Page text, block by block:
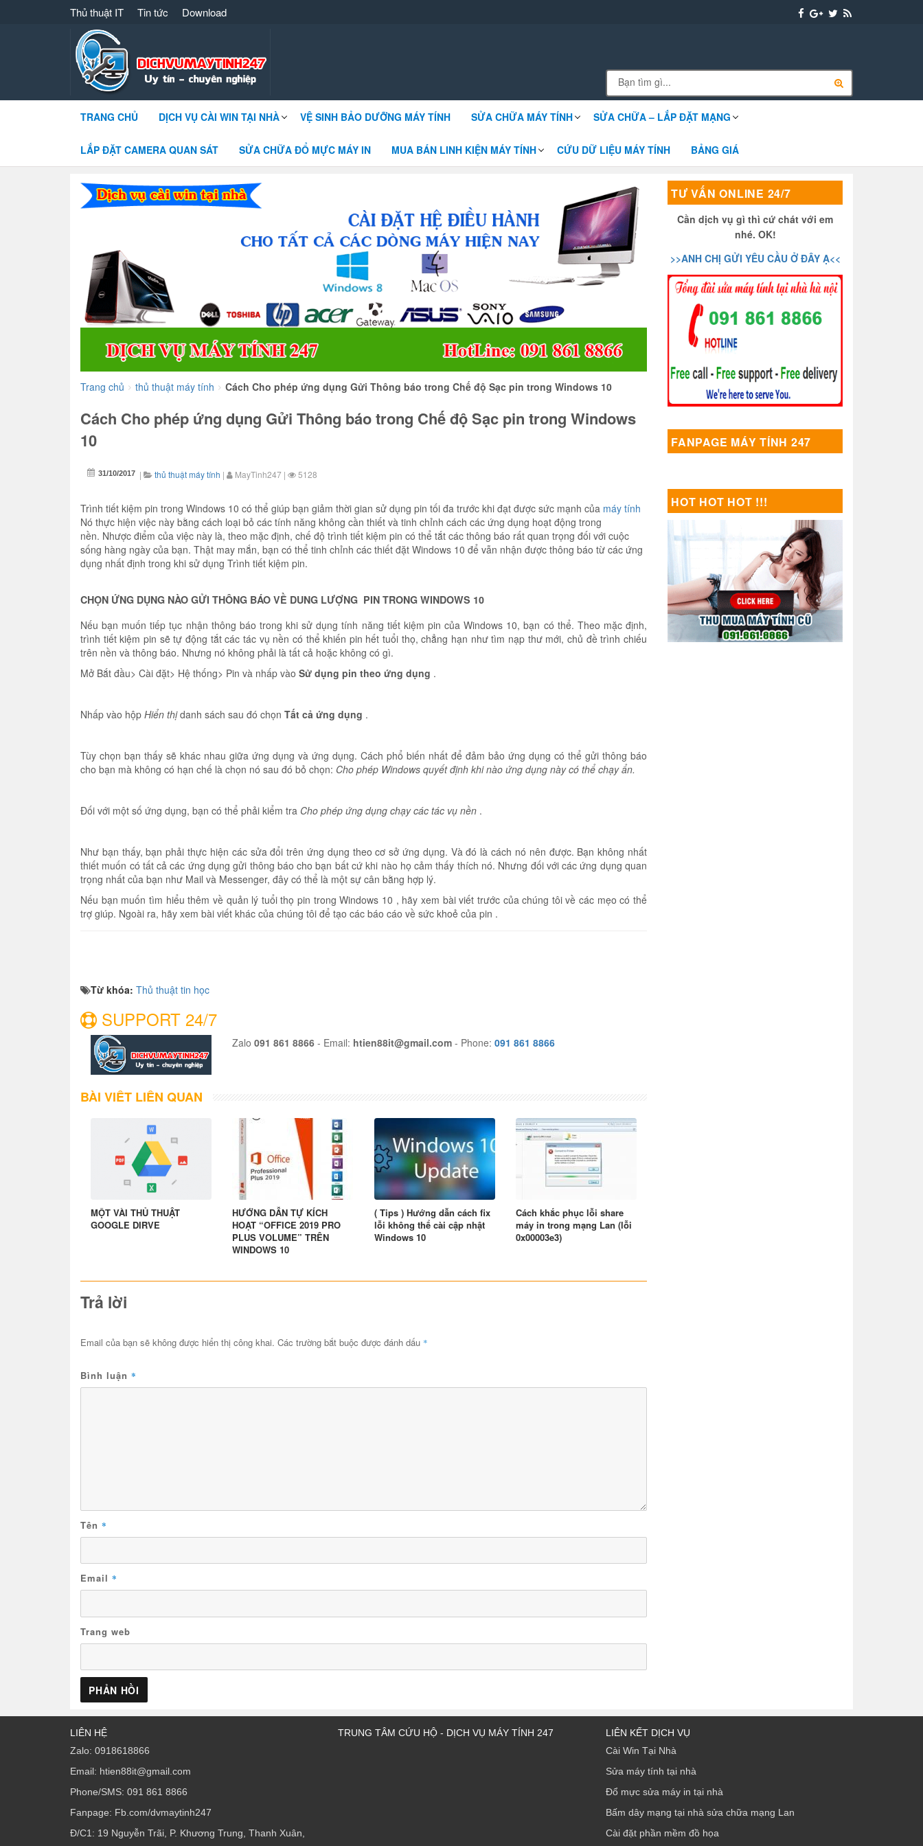
Thủ thuật IT Tin tức Download
Dịch vụ máy tính 247 – 091 861 8866 cài win sửa chữa máy tính
TRANG CHỦ DỊCH VỤ CÀI WIN TẠI NHÀ VỆ SINH BẢO DƯỠNG MÁY TÍNH SỬA CHỮA MÁY TÍNH SỬA CHỮA – LẮP ĐẶT MẠNG
LẮP ĐẶT CAMERA QUAN SÁT SỬA CHỮA ĐỔ MỰC MÁY IN MUA BÁN LINH KIỆN MÁY TÍNH CỨU DỮ LIỆU MÁY TÍNH BẢNG GIÁ
Trang chủ > thủ thuật máy tính > Cách Cho phép ứng dụng Gửi Thông báo trong Chế độ Sạc pin trong Windows 10
Cách Cho phép ứng dụng Gửi Thông báo trong Chế độ Sạc pin trong Windows
10
31/10/2017 | thủ thuật máy tính | MayTinh247 | 5128
Trình tiết kiệm pin trong Windows 10 có thể giúp bạn giảm thời gian sử dụng pin tối đa trước khi đạt được sức mạnh của máy tính
Nó thực hiện việc này bằng cách loại bỏ các tính năng không cần thiết và tinh chỉnh cách các ứng dụng hoạt động trong
nền. Nhược điểm của việc này là, theo mặc định, chế độ trình tiết kiệm pin có thể tắt các thông báo rất quan trọng đối với cuộc
sống hàng ngày của bạn. Thật may mắn, bạn có thể tinh chỉnh các thiết đặt Windows 10 để vẫn nhận được thông báo từ các ứng
dụng nhất định trong khi sử dụng Trình tiết kiệm pin.
CHỌN ỨNG DỤNG NÀO GỬI THÔNG BÁO VỀ DUNG LƯỢNG PIN TRONG WINDOWS 10
Nếu bạn muốn tiếp tục nhận thông báo trong khi sử dụng tính năng tiết kiệm pin của Windows 10, bạn có thể. Theo mặc định,
trình tiết kiệm pin sẽ tự động tắt các tác vụ nền có thể khiến pin hết tuổi thọ, chẳng hạn như tìm nạp thư mới, chủ đề trình chiếu
trên nền và thông báo. Nhưng nó không phải là tất cả hoặc không có gì.
Mở Bắt đầu> Cài đặt> Hệ thống> Pin và nhấp vào Sử dụng pin theo ứng dụng .
Nhấp vào hộp Hiển thịdanh sách sau đó chọn Tất cả ứng dụng .
Tùy chọn bạn thấy sẽ khác nhau giữa ứng dụng và ứng dụng. Cách phổ biến nhất để đảm bảo ứng dụng có thể gửi thông báo
cho bạn mà không có hạn chế là chọn nó sau đó bỏ chọn: Cho phép Windows quyết định khi nào ứng dụng này có thể chạy ẩn.
Đối với một số ứng dụng, bạn có thể phải kiểm tra Cho phép ứng dụng chạy các tác vụ nền .
Như bạn thấy, bạn phải thực hiện các sửa đổi trên ứng dụng theo cơ sở ứng dụng. Và đó là cách nó nên được. Bạn không nhất
thiết muốn có tất cả các ứng dụng gửi thông báo cho bạn bất cứ khi nào họ cảm thấy thích nó. Nhưng đối với các ứng dụng quan
trọng nhất của bạn như Mail và Messenger, đây có thể là một sự cân bằng hợp lý.
Nếu bạn muốn tìm hiểu thêm về quản lý tuổi thọ pin trong Windows 10 , hãy xem bài viết trước của chúng tôi về các mẹo có thể
trợ giúp. Ngoài ra, hãy xem bài viết khác của chúng tôi để tạo các báo cáo về sức khoẻ của pin .
Từ khóa: Thủ thuật tin học
SUPPORT 24/7
Zalo091 861 8866 - Email: htien88it@gmail.com - Phone:091 861 8866
BÀI VIẾT LIÊN QUAN
MỘT VÀI THỦ THUẬT
GOOGLE DIRVE
HƯỚNG DẪN TỰ KÍCH
HOẠT “OFFICE 2019 PRO
PLUS VOLUME” TRÊN
WINDOWS 10
( Tips ) Hướng dẫn cách fix
lỗi không thể cài cập nhật
Windows 10
Cách khắc phục lỗi share
máy in trong mạng Lan (lỗi
0x00003e3)
Trả lời
Email của bạn sẽ không được hiển thị công khai. Các trường bắt buộc được đánh dấu *
Bình luận *
Tên *
Email *
Trang web
TƯ VẤN ONLINE 24/7
Cần dịch vụ gì thì cứ chát với em
nhé. OK!
>>ANH CHỊ GỬI YÊU CẦU Ở ĐÂY Ạ<<
FANPAGE MÁY TÍNH 247
HOT HOT HOT !!!
LIÊN HỆ
Zalo: 0918618866
Email: htien88it@gmail.com
Phone/SMS: 091 861 8866
Fanpage: Fb.com/dvmaytinh247
Đ/C1: 19 Nguyễn Trãi, P. Khương Trung, Thanh Xuân,
TRUNG TÂM CỨU HỘ - DỊCH VỤ MÁY TÍNH 247
LIÊN KẾT DỊCH VỤ
Cài Win Tại Nhà
Sửa máy tính tại nhà
Đổ mực sửa máy in tại nhà
Bấm dây mạng tại nhà sửa chữa mạng Lan
Cài đặt phần mềm đồ họa